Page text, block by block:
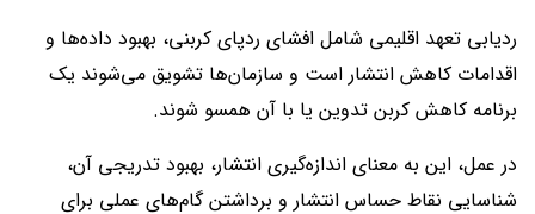
ردیابی تعهد اقلیمی شامل افشای ردپای کربنی، بهبود داده‌ها و
اقدامات کاهش انتشار است و سازمان‌ها تشویق می‌شوند یک
برنامه کاهش کربن تدوین یا با آن همسو شوند.
در عمل، این به معنای اندازه‌گیری انتشار، بهبود تدریجی آن،
شناسایی نقاط حساس انتشار و برداشتن گام‌های عملی برای